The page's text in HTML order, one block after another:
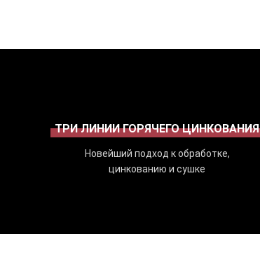
ТРИ ЛИНИИ ГОРЯЧЕГО ЦИНКОВАНИЯ
Новейший подход к обработке,
цинкованию и сушке